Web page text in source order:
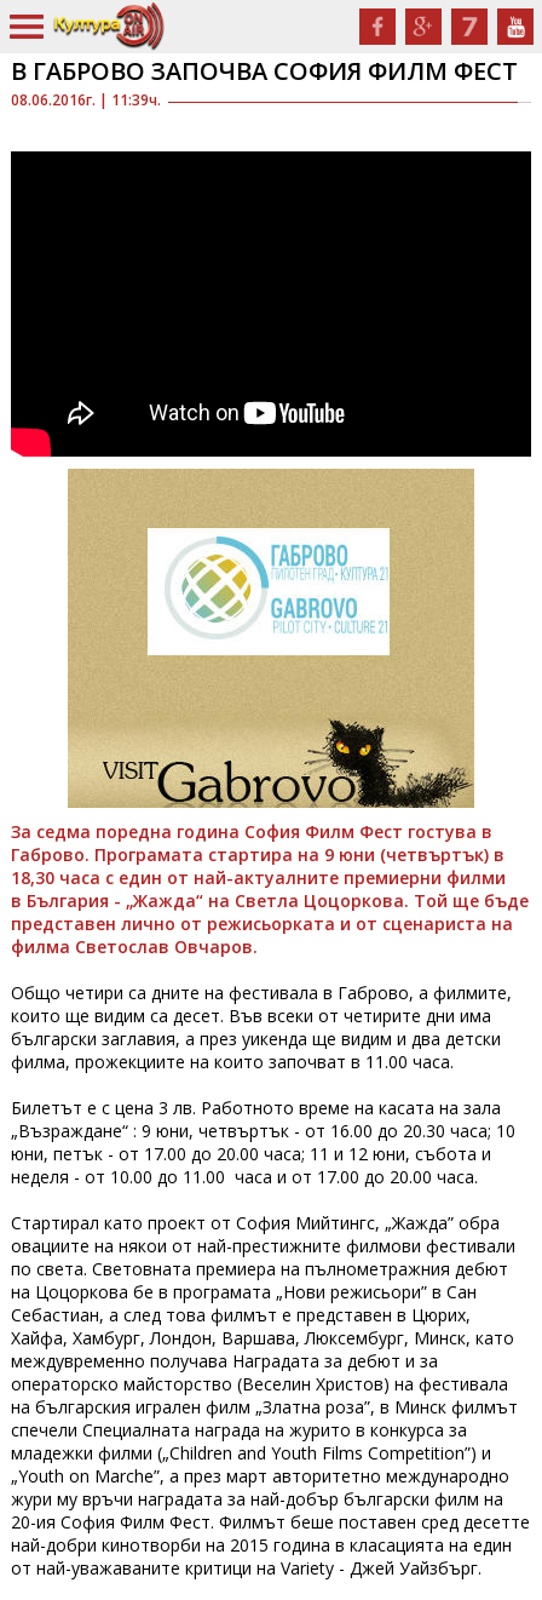
08.06.2016г. | 11:39ч.
В ГАБРОВО ЗАПОЧВА СОФИЯ ФИЛМ ФЕСТ
За седма поредна година София Филм Фест гостува в
Габрово. Програмата стартира на 9 юни (четвъртък) в
18,30 часа с един от най-актуалните премиерни филми
в България - „Жажда“ на Светла Цоцоркова. Той ще бъде
представен лично от режисьорката и от сценариста на
филма Светослав Овчаров.
Общо четири са дните на фестивала в Габрово, а филмите,
които ще видим са десет. Във всеки от четирите дни има
български заглавия, а през уикенда ще видим и два детски
филма, прожекциите на които започват в 11.00 часа.
Билетът е с цена 3 лв. Работното време на касата на зала
„Възраждане“ : 9 юни, четвъртък - от 16.00 до 20.30 часа; 10
юни, петък - от 17.00 до 20.00 часа; 11 и 12 юни, събота и
неделя - от 10.00 до 11.00 часа и от 17.00 до 20.00 часа.
Стартирал като проект от София Мийтингс, „Жажда” обра
овациите на някои от най-престижните филмови фестивали
по света. Световната премиера на пълнометражния дебют
на Цоцоркова бе в програмата „Нови режисьори” в Сан
Себастиан, а след това филмът е представен в Цюрих,
Хайфа, Хамбург, Лондон, Варшава, Люксембург, Минск, като
междувременно получава Наградата за дебют и за
операторско майсторство (Веселин Христов) на фестивала
на българския игрален филм „Златна роза”, в Минск филмът
спечели Специалната награда на журито в конкурса за
младежки филми („Children and Youth Films Competition”) и
„Youth on Marche”, а през март авторитетно международно
жури му връчи наградата за най-добър български филм на
20-ия София Филм Фест. Филмът беше поставен сред десетте
най-добри кинотворби на 2015 година в класацията на един
от най-уважаваните критици на Variety - Джей Уайзбърг.